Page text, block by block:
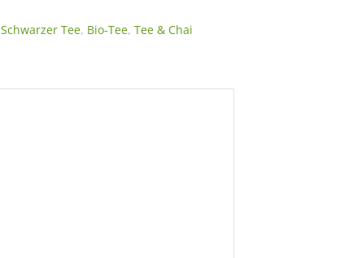
Schwarzer Tee, Bio-Tee, Tee & Chai